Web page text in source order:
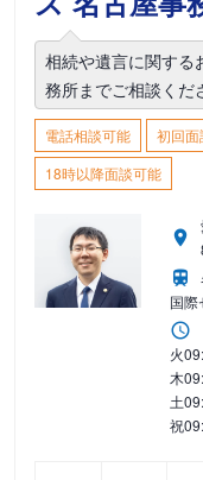
相続や遺言に関する
務所までご相談くだ
電話相談可能 初回
18時以降面談可能
国際
火
木
土
祝